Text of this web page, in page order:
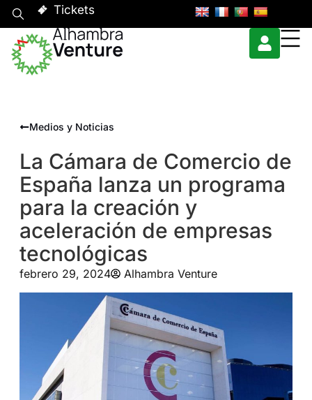
Tickets
Medios y Noticias
La Cámara de Comercio de
España lanza un programa
para la creación y
aceleración de empresas
tecnológicas
febrero 29, 2024 Alhambra Venture